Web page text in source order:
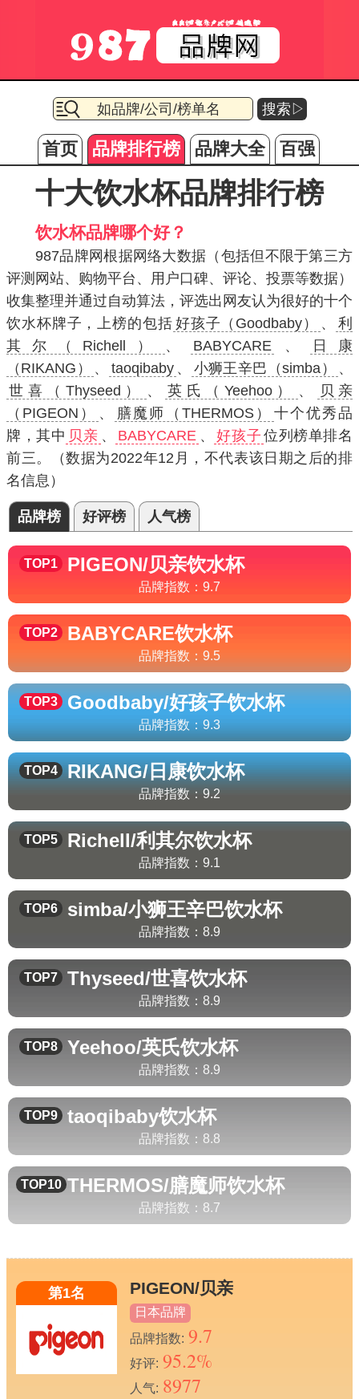
搜索▷
首页 品牌排行榜 品牌大全 百强
十大饮水杯品牌排行榜
饮水杯品牌哪个好？
987品牌网根据网络大数据（包括但不限于第三方
评测网站、购物平台、用户口碑、评论、投票等数据）
收集整理并通过自动算法，评选出网友认为很好的十个
饮水杯牌子，上榜的包括 好孩子（Goodbaby） 、
利
其尔（Richell）
、 BABYCARE 、
日康
（RIKANG）
、 taoqibaby 、 小狮王辛巴（simba）
、
世喜（Thyseed）
、 英氏（Yeehoo） 、
贝亲
（PIGEON）
、 膳魔师（THERMOS）
十个优秀品
牌，其中 贝亲 、 BABYCARE 、 好孩子 位列榜单排名
前三。（数据为2022年12月，不代表该日期之后的排
名信息）
品牌榜 好评榜 人气榜
TOP1 PIGEON/贝亲饮水杯
品牌指数： 9.7
TOP2 BABYCARE饮水杯
品牌指数： 9.5
TOP3 Goodbaby/好孩子饮水杯
品牌指数： 9.3
TOP4 RIKANG/日康饮水杯
品牌指数： 9.2
TOP5 Richell/利其尔饮水杯
品牌指数： 9.1
TOP6 simba/小狮王辛巴饮水杯
品牌指数： 8.9
TOP7 Thyseed/世喜饮水杯
品牌指数： 8.9
TOP8 Yeehoo/英氏饮水杯
品牌指数： 8.9
TOP9 taoqibaby饮水杯
品牌指数： 8.8
TOP10 THERMOS/膳魔师饮水杯
品牌指数： 8.7
第1名 PIGEON/贝亲
日本品牌
品牌指数: 9.7
好评: 95.2%
人气: 8977